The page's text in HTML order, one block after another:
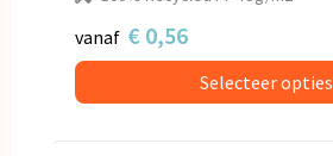
vanaf € 0,56
Selecteer opties